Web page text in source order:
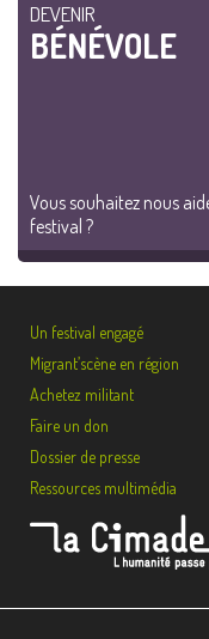
DEVENIR
BÉNÉVOLE
Vous souhaitez nous
festival ?
Un festival engagé
Migrant’scène en région
Achetez militant
Faire un don
Dossier de presse
Ressources multimédia